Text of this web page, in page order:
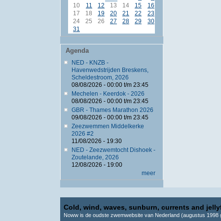
10
11 12 13 14 15
16
17
18 19 20 21 22
23
24
25 26 27 28 29
30
31
Agenda
NED - KNZB -
Havenwedstrijden Breskens,
Scheldestroom, 2026
08/08/2026 - 00:00t/m 23:45
Mechelen - Keerdok - 2026
08/08/2026 - 00:00t/m 23:45
GBR - Thames Marathon 2026
09/08/2026 - 00:00t/m 23:45
Zeezwemmen Middelkerke
2026 #2
11/08/2026 - 19:30
NED - Zeezwemtocht Dishoek -
Zoutelande, 2026
12/08/2026 - 19:00
meer
Cold, wind, waves, sunburn, currents and
Noww is de oudste zwemwebsite van Nederland (augustus 1998